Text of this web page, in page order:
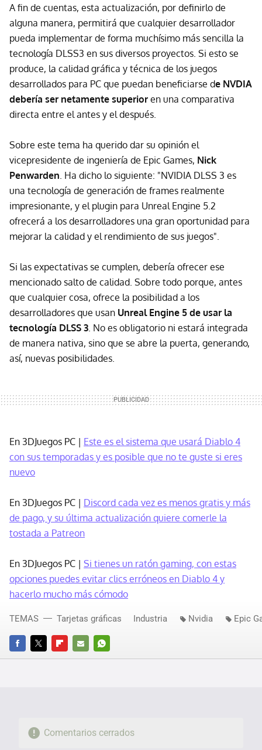
A fin de cuentas, esta actualización, por definirlo de
alguna manera, permitirá que cualquier desarrollador
pueda implementar de forma muchísimo más sencilla la
tecnología DLSS3 en sus diversos proyectos. Si esto se
produce, la calidad gráfica y técnica de los juegos
desarrollados para PC que puedan beneficiarse de NVDIA
debería ser netamente superior en una comparativa
directa entre el antes y el después.
Sobre este tema ha querido dar su opinión el
vicepresidente de ingeniería de Epic Games, Nick
Penwarden . Ha dicho lo siguiente: "NVIDIA DLSS 3 es
una tecnología de generación de frames realmente
impresionante, y el plugin para Unreal Engine 5.2
ofrecerá a los desarrolladores una gran oportunidad para
mejorar la calidad y el rendimiento de sus juegos".
Si las expectativas se cumplen, debería ofrecer ese
mencionado salto de calidad. Sobre todo porque, antes
que cualquier cosa, ofrece la posibilidad a los
desarrolladores que usan Unreal Engine 5 de usar la
tecnología DLSS 3 . No es obligatorio ni estará integrada
de manera nativa, sino que se abre la puerta, generando,
así, nuevas posibilidades.
En 3DJuegos PC | Este es el sistema que usará Diablo 4
con sus temporadas y es posible que no te guste si eres
nuevo
En 3DJuegos PC | Discord cada vez es menos gratis y más
de pago, y su última actualización quiere comerle la
tostada a Patreon
En 3DJuegos PC | Si tienes un ratón gaming, con estas
opciones puedes evitar clics erróneos en Diablo 4 y
hacerlo mucho más cómodo
FACEBOOKTWITTERFLIPBOARD
E-
WHATSAPP
TEMAS Tarjetas gráficas Industria Nvidia Epic
Comentarios cerrados